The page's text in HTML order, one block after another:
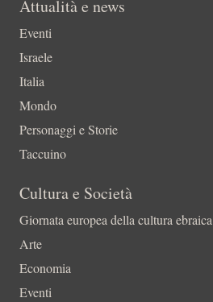
Attualità e news
Eventi
Israele
Italia
Mondo
Personaggi e Storie
Taccuino
Cultura e Società
Giornata europea della cultura ebraica
Arte
Economia
Eventi